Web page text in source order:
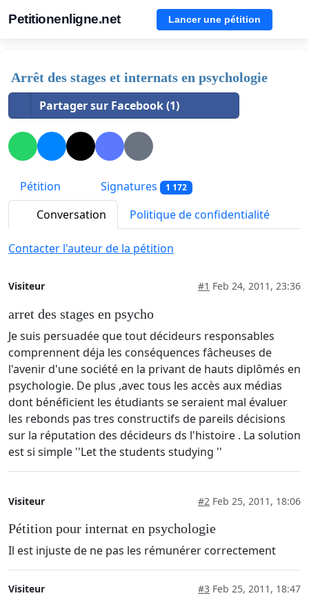
Petitionenligne.net Lancer une pétition
Arrêt des stages et internats en psychologie
Partager sur Facebook (1)
Pétition Signatures 1 172
Conversation Politique de confidentialité
Contacter l'auteur de la pétition
Visiteur #1 Feb 24, 2011, 23:36
arret des stages en psycho
Je suis persuadée que tout décideurs responsables
comprennent déja les conséquences fâcheuses de
l'avenir d'une société en la privant de hauts diplômés en
psychologie. De plus ,avec tous les accès aux médias
dont bénéficient les étudiants se seraient mal évaluer
les rebonds pas tres constructifs de pareils décisions
sur la réputation des décideurs ds l'histoire . La solution
est si simple ''Let the students studying ''
Visiteur #2 Feb 25, 2011, 18:06
Pétition pour internat en psychologie
Il est injuste de ne pas les rémunérer correctement
Visiteur #3 Feb 25, 2011, 18:47